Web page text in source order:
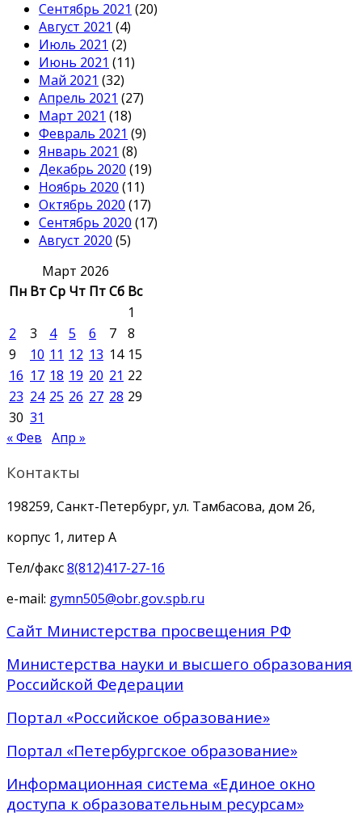
Сентябрь 2021 (20)
Август 2021 (4)
Июль 2021 (2)
Июнь 2021 (11)
Май 2021 (32)
Апрель 2021 (27)
Март 2021 (18)
Февраль 2021 (9)
Январь 2021 (8)
Декабрь 2020 (19)
Ноябрь 2020 (11)
Октябрь 2020 (17)
Сентябрь 2020 (17)
Август 2020 (5)
Март 2026
Пн ВтСр Чт ПтСб Вс
1
2
3 4 5 6 7
8
9
10 11 12 13 14 15
16 17 18 19 20 21 22
23 24 25 26 27 28 29
30 31
« Фев Апр »
Контакты
198259, Санкт-Петербург, ул. Тамбасова, дом 26,
корпус 1, литер А
Тел/факс8(812)417-27-16
e-mail: gymn505@obr.gov.spb.ru
Сайт Министерства просвещения РФ
Министерства науки и высшего образования
Российской Федерации
Портал «Российское образование»
Портал «Петербургское образование»
Информационная система «Единое окно
доступа к образовательным ресурсам»